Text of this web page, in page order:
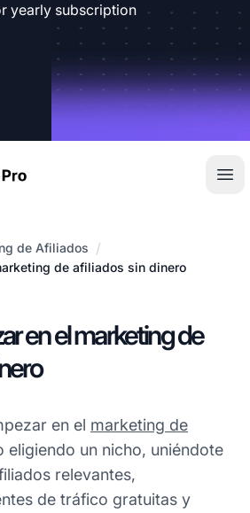
yearly subscription
de Afiliados /
de afiliados sin dinero
en el marketing de
en el marketing de
eligiendo un nicho, uniéndote
relevantes,
de tráfico gratuitas y